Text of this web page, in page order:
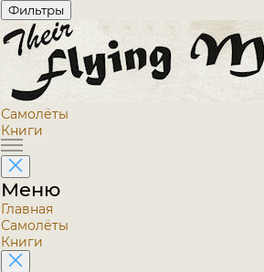
Фильтры
Самолёты
Книги
Меню
Главная
Самолёты
Книги